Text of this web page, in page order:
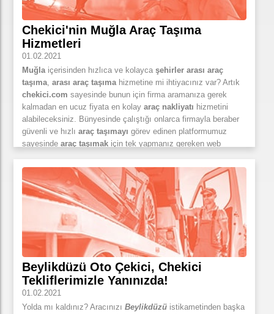
hizmet vermiyoruz. Tüm AnadoluveAvrupa
yakasında
firmamıza kayıtlı lisanlı ve garantilerini denetlediğimiz
çekicilerimiz ile garantili oto çekici, oto kurtarma, yol yardım
hizmeti alabilirsiniz. Hemen talep oluşturmak için mobil
uygulamamızı indirebilir veya
edebilirsiniz.
Chekici'nin Muğla Araç Taşıma
Hizmetleri
01.02.2021
Muğlaiçerisinden hızlıca ve kolayca şehirler arası araç
taşıma, arası araç taşımahizmetine mi ihtiyacınız var? Artık
chekici.com sayesinde bunun için firma aramanıza gerek
kalmadan en ucuz fiyata en kolay araç nakliyatı hizmetini
alabileceksiniz. Bünyesinde çalıştığı onlarca firmayla beraber
güvenli ve hızlı araç taşımayı görev edinen platformumuz
sayesinde araç taşımakiçin tek yapmanız gereken web
nakliyatı,araç transferiiçin en zahmetsiz yol olan
chekici.com sayesindearaç taşımak artık çok zahmetsiz.
Beylikdüzü Oto Çekici, Chekici
Tekliflerimizle Yanınızda!
01.02.2021
Yolda mı kaldınız? Aracınızı Beylikdüzüistikametinden başka